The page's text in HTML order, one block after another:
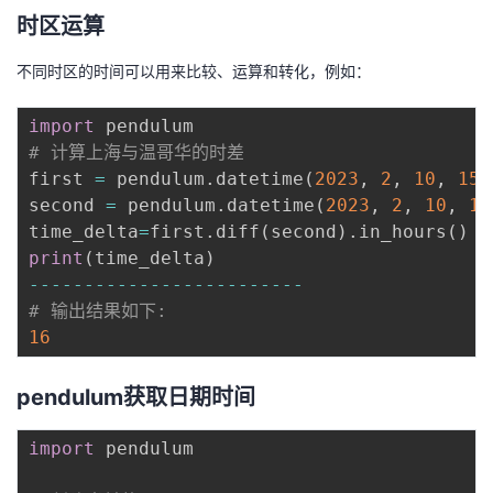
证
实
验
的
收
藏
议
时区运算
不同时区的时间可以用来比较、运算和转化，例如：
import
# 计算上海与温哥华的时差
first = pendulum . datetime ( 2023 , 2 , 10 , 15
second = pendulum . datetime ( 2023 , 2 , 10 , 15
time_delta=first . diff ( second ) . in_hours ( )
print ( time_delta )
- - - - - - - - - - - - - - - - - - - - - - - - -
# 输出结果如下:
16
pendulum获取日期时间
import pendulum